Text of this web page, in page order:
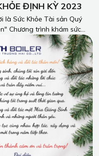
ĐỊNH KỲ 2023
là Sức Khỏe Tài sản Quý
sức
viên của PTH Boiler vào
Đồng Nai.